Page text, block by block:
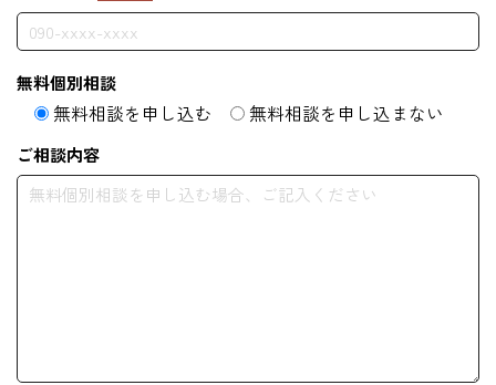
無料個別相談
無料相談を申し込む 無料相談を申し込まない
ご相談内容